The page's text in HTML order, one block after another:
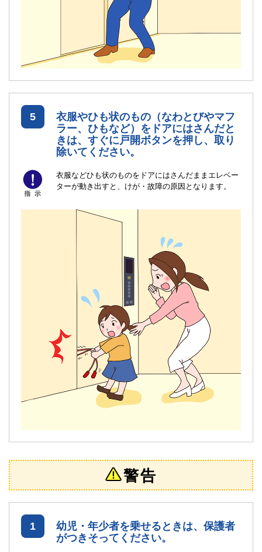
5
衣服やひも状のもの（なわとびやマフ
ラー、ひもなど）をドアにはさんだと
きは、すぐに戸開ボタンを押し、取り
除いてください。
衣服などひも状のものをドアにはさんだままエレベー
ターが動き出すと、けが・故障の原因となります。
警告
1
幼児・年少者を乗せるときは、保護者
がつきそってください。